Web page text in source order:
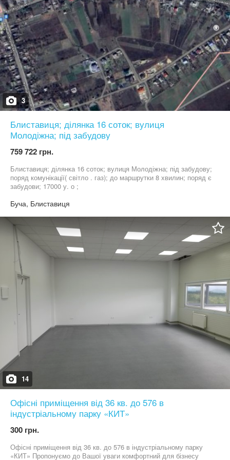
гостьова група, цілодобова охорона, поверхова система
відеоспостереження, швидкісний інтернет від двох провідних
провайдерів, домашня кав'ярня, відділення нової пошти та
бізнес-сусідство – сприятливі умови для роботи та творчості.
Кабінети світлі, є із зонуванням, оснащені опаленням
(радіатори), кондиціонерами. Сучасний ремонт. Ціна –330 грн/м2
+ комунальні платежі +експлуатаційні з урахуванням ПДВ. Крім
цього, є вільні офісні приміщення різної квадратури від 39 до
650 кв. м. Крім цього, є вільні складські приміщення різної
квадратури від 193 до 5600 кв. м
3
Блиставиця; ділянка 16 соток; вулиця
Молодіжна; під забудову
759 722 грн.
Блиставиця; ділянка 16 соток; вулиця Молодіжна; під забудову;
поряд комунікації( світло . газ); до маршрутки 8 хвилин; поряд є
забудови; 17000 у. о ;
Буча, Блиставиця
14
Офісні приміщення від 36 кв. до 576 в
індустріальному парку «КИТ»
300 грн.
Офісні приміщення від 36 кв. до 576 в індустріальному парку
«КИТ» Пропонуємо до Вашої уваги комфортний для бізнесу